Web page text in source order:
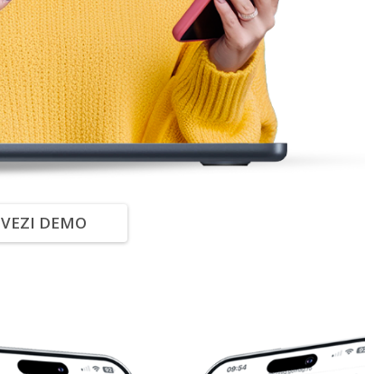
VEZI DEMO